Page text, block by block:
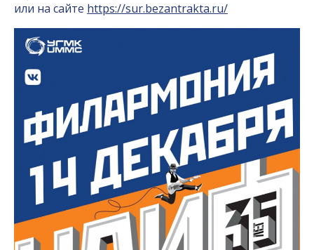
или на сайте https://sur.bezantrakta.ru/